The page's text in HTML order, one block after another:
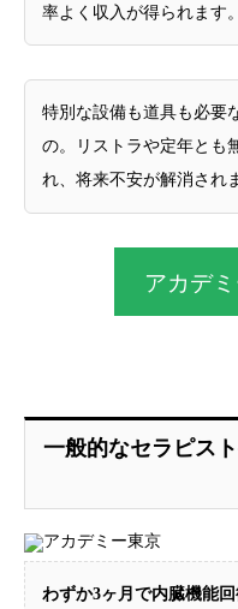
率よく収入が得られます。
特別な設備も道具も必要
の。リストラや定年とも
れ、将来不安が解消され
アカデ
一般的なセラピス
わずか3ヶ月で内臓機能